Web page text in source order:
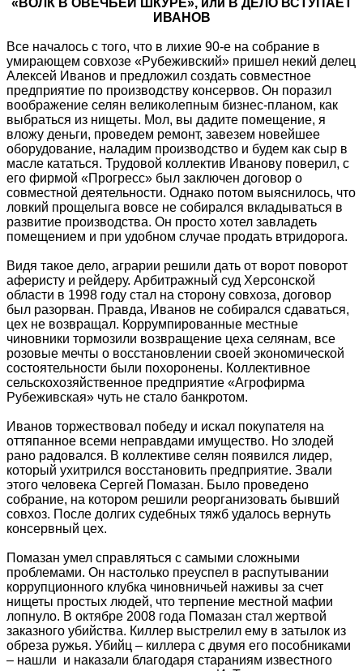
ИВАНОВ
Все началось с того, что в лихие 90-е на собрание в
умирающем совхозе «Рубеживский» пришел некий делец
Алексей Иванов и предложил создать совместное
предприятие по производству консервов. Он поразил
воображение селян великолепным бизнес-планом, как
выбраться из нищеты. Мол, вы дадите помещение, я
вложу деньги, проведем ремонт, завезем новейшее
оборудование, наладим производство и будем как сыр в
масле кататься. Трудовой коллектив Иванову поверил, с
его фирмой «Прогресс» был заключен договор о
совместной деятельности. Однако потом выяснилось, что
ловкий прощелыга вовсе не собирался вкладываться в
развитие производства. Он просто хотел завладеть
помещением и при удобном случае продать втридорога.
Видя такое дело, аграрии решили дать от ворот поворот
аферисту и рейдеру. Арбитражный суд Херсонской
области в 1998 году стал на сторону совхоза, договор
был разорван. Правда, Иванов не собирался сдаваться,
цех не возвращал. Коррумпированные местные
чиновники тормозили возвращение цеха селянам, все
розовые мечты о восстановлении своей экономической
состоятельности были похоронены. Коллективное
сельскохозяйственное предприятие «Агрофирма
Рубеживская» чуть не стало банкротом.
Иванов торжествовал победу и искал покупателя на
оттяпанное всеми неправдами имущество. Но злодей
рано радовался. В коллективе селян появился лидер,
который ухитрился восстановить предприятие. Звали
этого человека Сергей Помазан. Было проведено
собрание, на котором решили реорганизовать бывший
совхоз. После долгих судебных тяжб удалось вернуть
консервный цех.
Помазан умел справляться с самыми сложными
проблемами. Он настолько преуспел в распутывании
коррупционного клубка чиновничьей наживы за счет
нищеты простых людей, что терпение местной мафии
лопнуло. В октябре 2008 года Помазан стал жертвой
заказного убийства. Киллер выстрелил ему в затылок из
обреза ружья. Убийц – киллера с двумя его пособниками
– нашли и наказали благодаря стараниям известного